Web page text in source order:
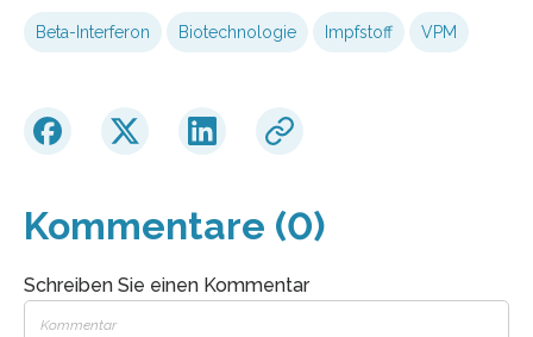
Beta-Interferon Biotechnologie Impfstoff VPM
Kommentare (0)
Schreiben Sie einen Kommentar